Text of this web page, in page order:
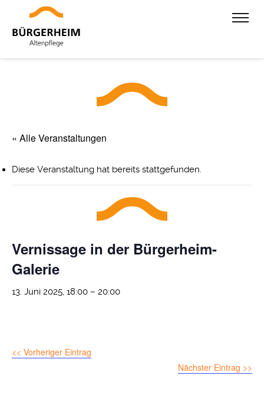
« Alle Veranstaltungen
Diese Veranstaltung hat bereits stattgefunden.
Vernissage in der Bürgerheim-
Galerie
13. Juni 2025, 18:00 – 20:00
<< Vorheriger Eintrag
Nächster Eintrag >>